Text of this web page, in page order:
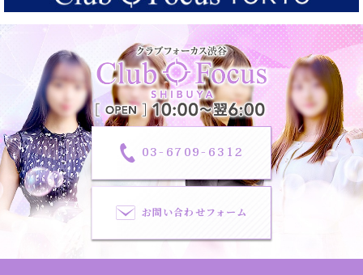
03-6709-6312
お問い合わせフォーム